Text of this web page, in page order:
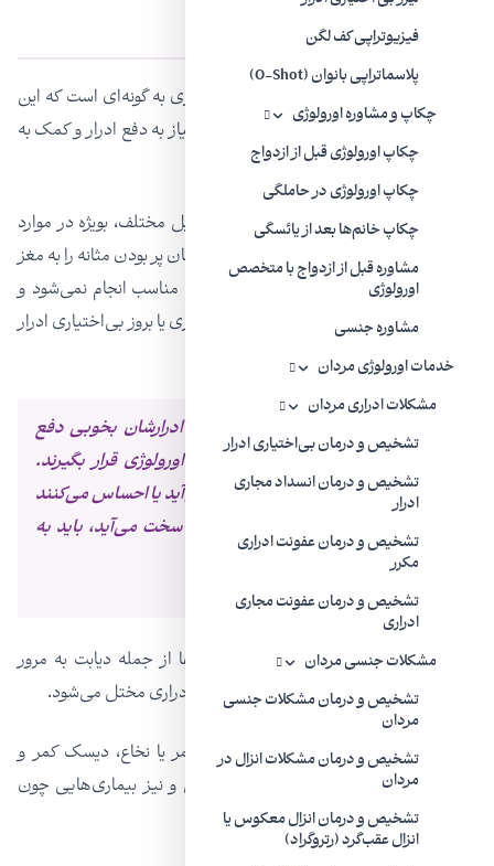
فیزیوتراپی کف لگن
پلاسماتراپی بانوان (O-Shot)
چکاپ و مشاوره اورولوژی
چکاپ اورولوژی قبل از ازدواج
چکاپ اورولوژی در حاملگی
چکاپ خانم‌ها بعد از یائسگی
مشاوره قبل از ازدواج با متخصص
اورولوژی
مشاوره جنسی
خدمات اورولوژی مردان
مشکلات ادراری مردان
تشخیص و درمان بی‌اختیاری ادرار
تشخیص و درمان انسداد مجاری
ادرار
تشخیص و درمان عفونت ادراری
مکرر
تشخیص و درمان عفونت مجاری
ادراری
مشکلات جنسی مردان
تشخیص و درمان مشکلات جنسی
مردان
تشخیص و درمان مشکلات انزال در
مردان
تشخیص و درمان انزال معکوس یا
انزال عقب‌گرد (رتروگراد)
چرا مثانه عصبی می‌شود؟
کنترل سیستم عصبی بر مثانه و مجاری ادراری به گونه‌ای است که این
اعصاب در احساس پر شدن مثانه، احساس نیاز به دفع ادرار و کمک به
تخلیه ادرار نقش اصلی دارند.
این متخصص اورولوژی می‌افزاید: اگر به دلایل مختلف، بویژه در موارد
اکتسابی، این سیستم دچار اختلال شود و فرمان پر بودن مثانه را به مغز
مخابره نکند، تخلیه ادرار بدرستی و در زمان مناسب انجام نمی‌شود و
امکان برگشت آن به کلیه‌ها یا بروز عفونت ادراری یا بروز بی‌اختیاری ادرار
وجود خواهد داشت.
نوزادانی که موقع ادرار جیغ می‌زنند و ادرارشان بخوبی دفع
نمی‌شود، باید تحت معاینه متخصص اورولوژی قرار بگیرند‌.
همچنین بزرگسالانی که ادرارشان دیر می‌آید یا احساس می‌کنند
تغییری در دفع ادرار دارند یا ادرارشان سخت می‌آید، باید به
متخصص اورولوژی مراجعه کنند
وی تاکید می‌کند: تحت تاثیر برخی بیماری‌ها از جمله دیابت به مرور
زمان، سیستم عصبی خودکار مثانه و مجاری ادراری مختل می‌شود.
همچنین بتدریج بر اثر آسیب و تروما به کمر یا نخاع، دیسک کمر و
گردن، مهره‌ها و بویژه جراحی در این مناطق و نیز بیماری‌هایی چون
ام‌اس و پارکینسون، مثانه عصبی بروز می‌کند.